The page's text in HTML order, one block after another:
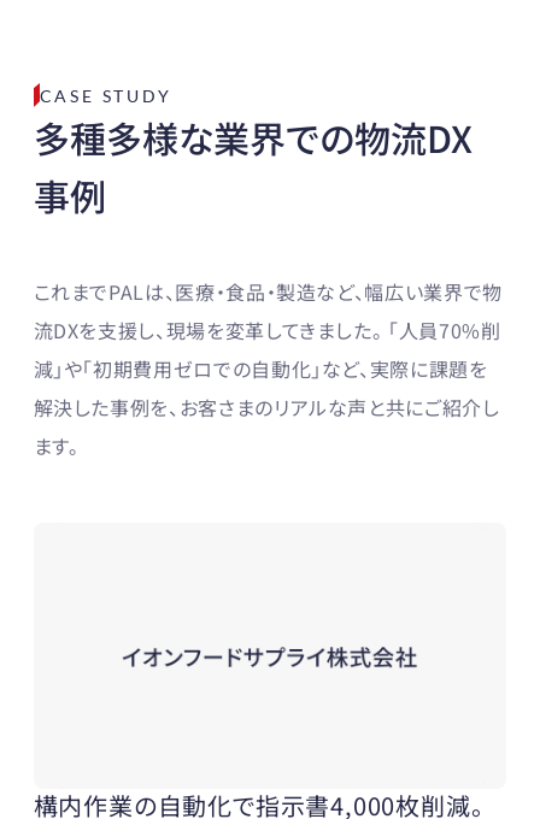
CASE STUDY
多種多様な業界での物流DX
事例
これまでPALは、医療・食品・製造など、幅広い業界で物
流DXを支援し、現場を変革してきました。 「人員70%削
減」や「初期費用ゼロでの自動化」など、実際に課題を
解決した事例を、お客さまのリアルな声と共にご紹介し
ます。
構内作業の自動化で指示書4,000枚削減。